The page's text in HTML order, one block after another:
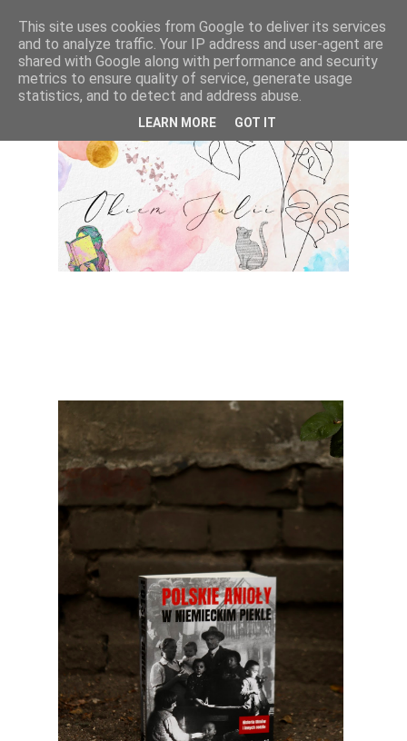
This site uses cookies from Google to deliver its services
and to analyze traffic. Your IP address and user-agent are
shared with Google along with performance and security
metrics to ensure quality of service, generate usage
statistics, and to detect and address abuse.
LEARN MORE GOT IT